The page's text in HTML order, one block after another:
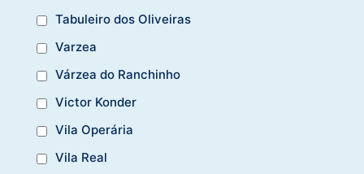
Tabuleiro dos Oliveiras
Varzea
Várzea do Ranchinho
Victor Konder
Vila Operária
Vila Real